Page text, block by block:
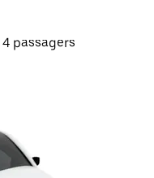
passagers